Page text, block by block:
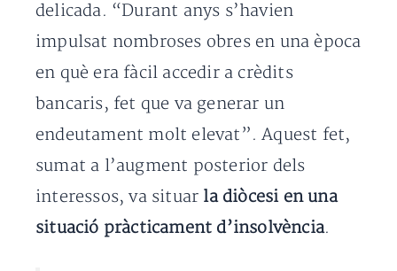
delicada. “Durant anys s’havien
impulsat nombroses obres en una època
en què era fàcil accedir a crèdits
bancaris, fet que va generar un
endeutament molt elevat”. Aquest fet,
sumat a l’augment posterior dels
interessos, va situar la diòcesi en una
situació pràcticament d’insolvència.